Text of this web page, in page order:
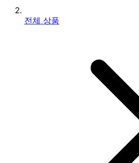
전체 상품